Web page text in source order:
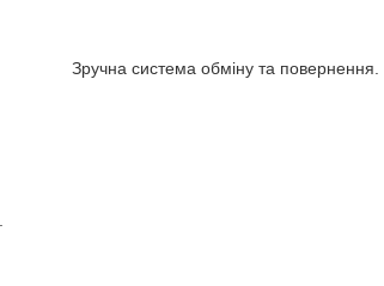
Зручна система обміну та повернення.
Оформити замовлення просто і безпечно.